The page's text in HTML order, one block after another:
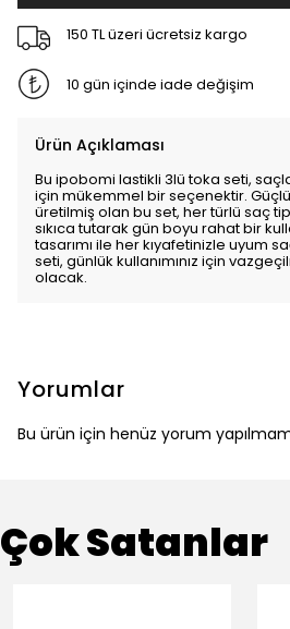
150 TL üzeri ücretsiz kargo
10 gün içinde iade değişim
Ürün Açıklaması
Bu ipobomi lastikli 3lü toka seti,
için mükemmel bir seçenektir.
üretilmiş olan bu set, her türlü saç
sıkıca tutarak gün boyu rahat bir
tasarımı ile her kıyafetinizle uyum
seti, günlük kullanımınız için
olacak.
Yorumlar
Bu ürün için henüz yorum
Çok Satanlar